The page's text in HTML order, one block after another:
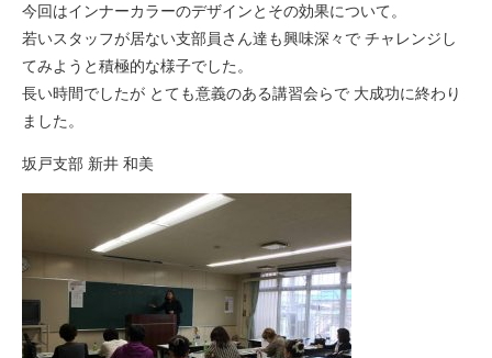
今回はインナーカラーのデザインとその効果について。
若いスタッフが居ない支部員さん達も興味深々で チャレンジし
てみようと積極的な様子でした。
長い時間でしたが とても意義のある講習会らで 大成功に終わり
ました。
坂戸支部 新井 和美